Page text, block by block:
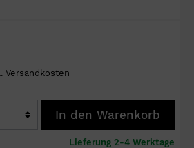
Versandkosten
In den Warenkorb
Lieferung 2-4 Werktage